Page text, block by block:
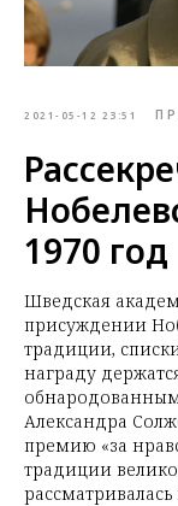
2021-05-12 23:51
1970 год
Шведская
присуждении
традиции,
награду
Александра
премию «за
традиции